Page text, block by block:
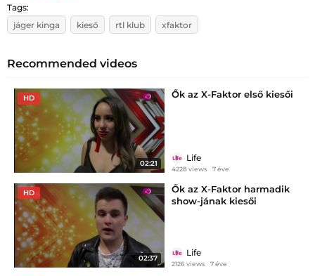
Tags:
jáger kinga
kieső rtl klub xfaktor
Recommended videos
HD
02:21
Ők az X-Faktor első kiesői
Life
4228 views 7 éve
HD
02:37
Ők az X-Faktor harmadik
show-jának kiesői
Life
2126 views 7 éve